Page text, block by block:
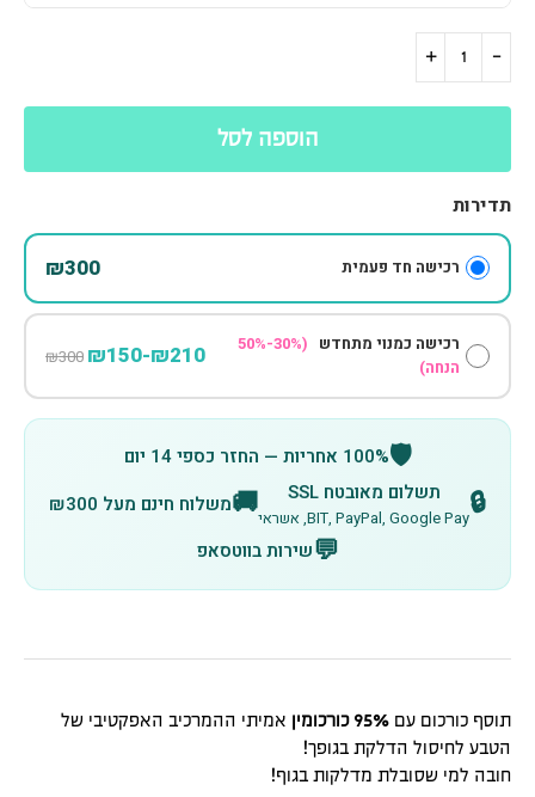
הוספה לסל
תדירות
רכישה חד פעמית ₪300
רכישה כמנוי מתחדש
(30%-50%
הנחה)
₪210-₪150
₪300
🛡️100% אחריות — החזר כספי 14 יום
🔒 תשלום מאובטח SSL
BIT, PayPal, Google Pay, אשראי 🚚משלוח חינם מעל ₪300
💬שירות בווטסאפ
תוסף כורכום עם 95% כורכומין
אמיתי ההמרכיב האפקטיבי של
הטבע לחיסול הדלקת בגופך!
חובה למי שסובלת מדלקות בגוף!